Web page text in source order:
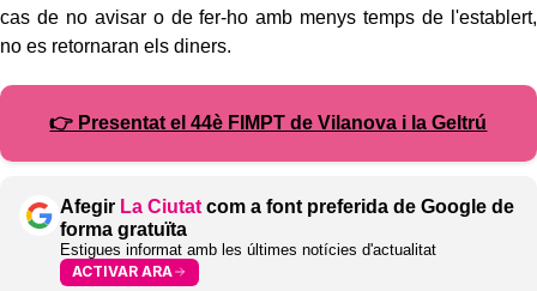
cas de no avisar o de fer-ho amb menys temps de l'establert,
no es retornaran els diners.
👉 Presentat el 44è FIMPT de Vilanova i la Geltrú
Afegir La Ciutat com a font preferida de Google de
forma gratuïta
Estigues informat amb les últimes notícies d'actualitat
ACTIVAR ARA